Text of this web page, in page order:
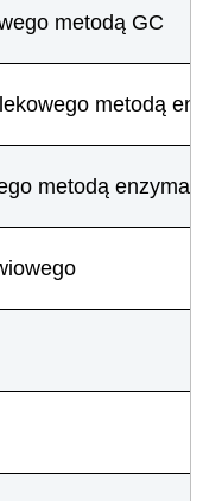
metodą GC
metodą
metodą